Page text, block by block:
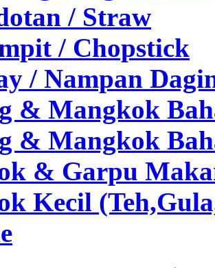
/ Straw
/ Chopstick
/ Nampan
& Mangkok
& Mangkok
& Garpu
Kecil